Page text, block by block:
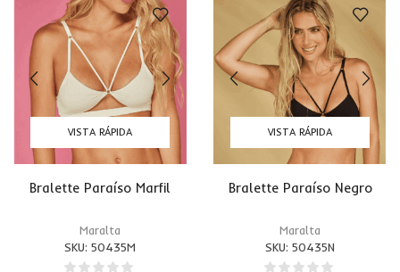
VISTA RÁPIDA
Bralette Paraíso Marfil
Maralta
SKU: 50435M
VISTA RÁPIDA
Bralette Paraíso Negro
Maralta
SKU: 50435N